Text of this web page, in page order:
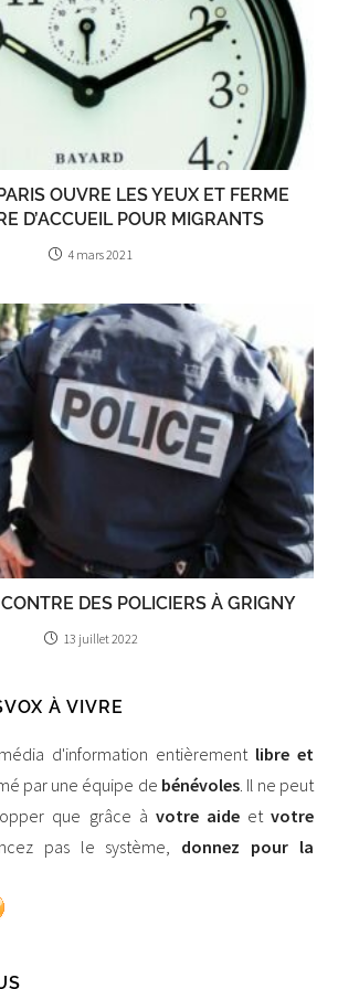
OUVRE LES YEUX ET FERME
D’ACCUEIL POUR MIGRANTS
4 mars 2021
DES POLICIERS À GRIGNY
13 juillet 2022
À VIVRE
d'information entièrement libre et
par une équipe de bénévoles. Il ne peut
que grâce à votre aideet votre
pas le système, donnez pour la